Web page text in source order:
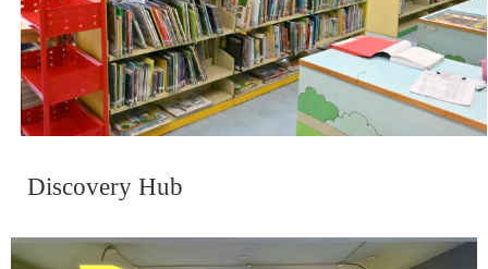
Discovery Hub